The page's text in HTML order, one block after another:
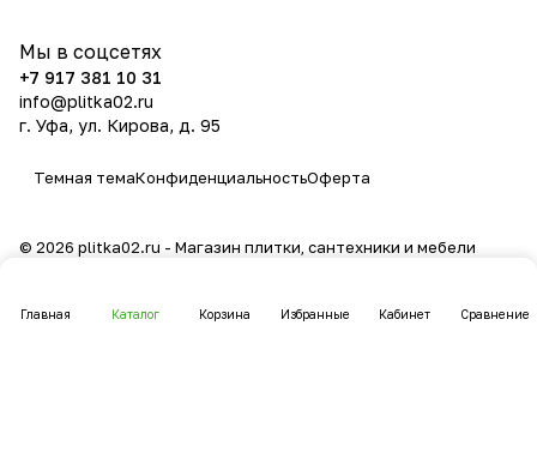
Главная Каталог Корзина Избранные Кабинет Сравнение
Мы в соцсетях
+7 917 381 10 31
info@plitka02.ru
г. Уфа, ул. Кирова, д. 95
Темная темаКонфиденциальностьОферта
© 2026 plitka02.ru - Магазин плитки, сантехники и мебели